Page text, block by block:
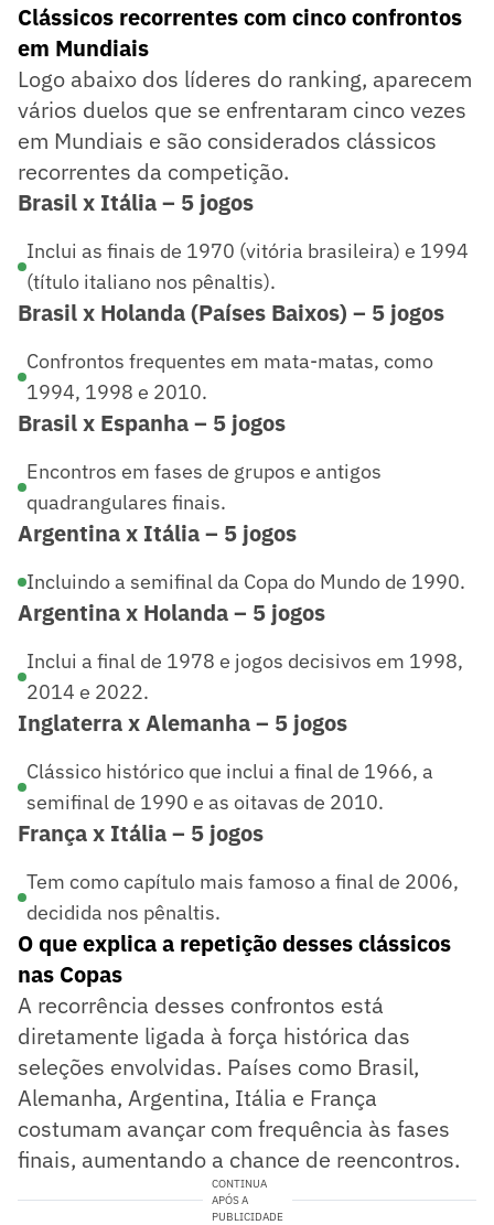
Clássicos recorrentes com cinco confrontos
em Mundiais
Logo abaixo dos líderes do ranking, aparecem
vários duelos que se enfrentaram cinco vezes
em Mundiais e são considerados clássicos
recorrentes da competição.
Brasil x Itália – 5 jogos
Inclui as finais de 1970 (vitória brasileira) e 1994
(título italiano nos pênaltis).
Brasil x Holanda (Países Baixos) – 5 jogos
Confrontos frequentes em mata-matas, como
1994, 1998 e 2010.
Brasil x Espanha – 5 jogos
Encontros em fases de grupos e antigos
quadrangulares finais.
Argentina x Itália – 5 jogos
Incluindo a semifinal da Copa do Mundo de 1990.
Argentina x Holanda – 5 jogos
Inclui a final de 1978 e jogos decisivos em 1998,
2014 e 2022.
Inglaterra x Alemanha – 5 jogos
Clássico histórico que inclui a final de 1966, a
semifinal de 1990 e as oitavas de 2010.
França x Itália – 5 jogos
Tem como capítulo mais famoso a final de 2006,
decidida nos pênaltis.
O que explica a repetição desses clássicos
nas Copas
A recorrência desses confrontos está
diretamente ligada à força histórica das
seleções envolvidas. Países como Brasil,
Alemanha, Argentina, Itália e França
costumam avançar com frequência às fases
finais, aumentando a chance de reencontros.
CONTINUA
APÓS A
PUBLICIDADE